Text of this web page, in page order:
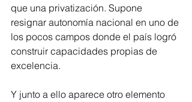
que una privatización. Supone
resignar autonomía nacional en uno de
los pocos campos donde el país logró
construir capacidades propias de
excelencia.
Y junto a ello aparece otro elemento